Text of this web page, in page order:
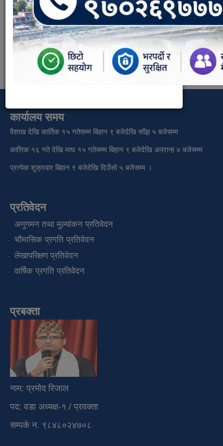
वारुणयन्त्र शाखा
Weight:
10
कार्यालय समय
वैशाख देखि कार्तिक १५ गतेसम्म बिहान ९ बजेदेखि साँझ ५ बजेसम्म
कात्तिक १६ गते देखि माघ १५ गतेसम्म बिहान ९ बजेदेखि अपरान्ह ४ बजेसम्म
प्रत्येक शुक्रवार बिहान ९ बजेदेखि दिउँसो ५ बजेसम्म ।
प्रतिवेदन
अनुगमन तथा मुल्यांकन प्रतिवेदन
चौमासिक प्रगति प्रतिवेदन
लेखापरिक्षण प्रतिवेदन
वार्षिक प्रगति प्रतिवेदन
प्रबक्ता
नाम: प्रमोद रिजाल
पद: वडा अध्यक्ष-१ / प्रवक्ता
सम्पर्क न. ९८४८०२४७०८